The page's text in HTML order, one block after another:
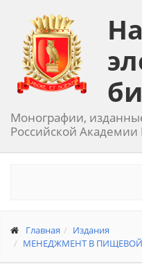
Монографии,
Российской Академии
Главная
Издания
МЕНЕДЖМЕНТ В